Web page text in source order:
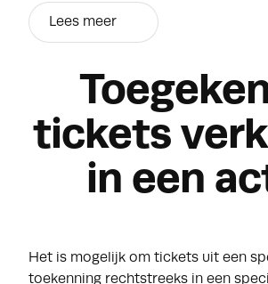
Lees meer
tickets
in een
Het is mogelijk om tickets uit een
toekenning rechtstreeks in een